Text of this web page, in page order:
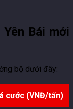
Bái mới
bộ dưới đây:
cước (VNĐ/tấn)